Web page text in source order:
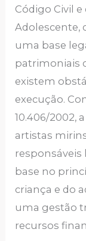
Código Civil
Adolescente,
uma base
patrimoniais
existem
execução.
10.406/2002,
artistas
responsáveis
base no
criança e do
uma gestão
recursos